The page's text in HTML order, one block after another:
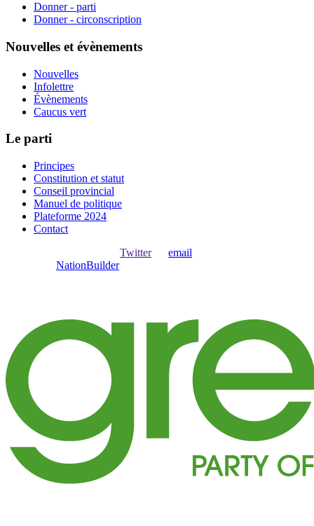
Donner - parti
Donner - circonscription
Nouvelles et évènements
Nouvelles
Infolettre
Évènements
Caucus vert
Le parti
Principes
Constitution et statut
Conseil provincial
Manuel de politique
Plateforme 2024
Contact
Twitterou email
NationBuilder